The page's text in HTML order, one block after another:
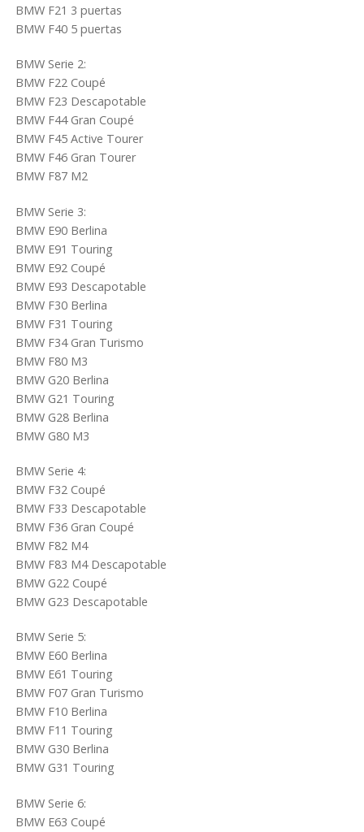
BMW F21 3 puertas
BMW F40 5 puertas
BMW Serie 2:
BMW F22 Coupé
BMW F23 Descapotable
BMW F44 Gran Coupé
BMW F45 Active Tourer
BMW F46 Gran Tourer
BMW F87 M2
BMW Serie 3:
BMW E90 Berlina
BMW E91 Touring
BMW E92 Coupé
BMW E93 Descapotable
BMW F30 Berlina
BMW F31 Touring
BMW F34 Gran Turismo
BMW F80 M3
BMW G20 Berlina
BMW G21 Touring
BMW G28 Berlina
BMW G80 M3
BMW Serie 4:
BMW F32 Coupé
BMW F33 Descapotable
BMW F36 Gran Coupé
BMW F82 M4
BMW F83 M4 Descapotable
BMW G22 Coupé
BMW G23 Descapotable
BMW Serie 5:
BMW E60 Berlina
BMW E61 Touring
BMW F07 Gran Turismo
BMW F10 Berlina
BMW F11 Touring
BMW G30 Berlina
BMW G31 Touring
BMW Serie 6:
BMW E63 Coupé